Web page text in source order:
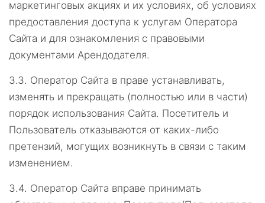
маркетинговых акциях и их условиях, об условиях
предоставления доступа к услугам Оператора
Сайта и для ознакомления с правовыми
документами Арендодателя.
3.3. Оператор Сайта в праве устанавливать,
изменять и прекращать (полностью или в части)
порядок использования Сайта. Посетитель и
Пользователь отказываются от каких-либо
претензий, могущих возникнуть в связи с таким
изменением.
3.4. Оператор Сайта вправе принимать